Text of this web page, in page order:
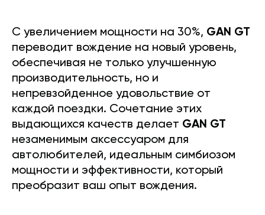
С увеличением мощности на 30%, GAN GT
переводит вождение на новый уровень,
обеспечивая не только улучшенную
производительность, но и
непревзойденное удовольствие от
каждой поездки. Сочетание этих
выдающихся качеств делает GAN GT
незаменимым аксессуаром для
автолюбителей, идеальным симбиозом
мощности и эффективности, который
преобразит ваш опыт вождения.